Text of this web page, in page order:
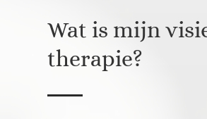
Wat is mijn
therapie?